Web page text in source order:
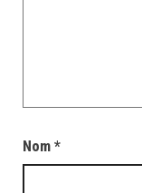
Nom *